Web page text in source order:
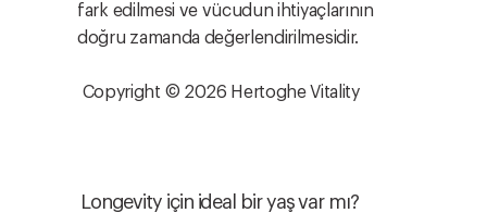
fark edilmesi ve vücudun ihtiyaçlarının
doğru zamanda değerlendirilmesidir.
Copyright © 2026 Hertoghe Vitality
Longevity için ideal bir yaş var mı?